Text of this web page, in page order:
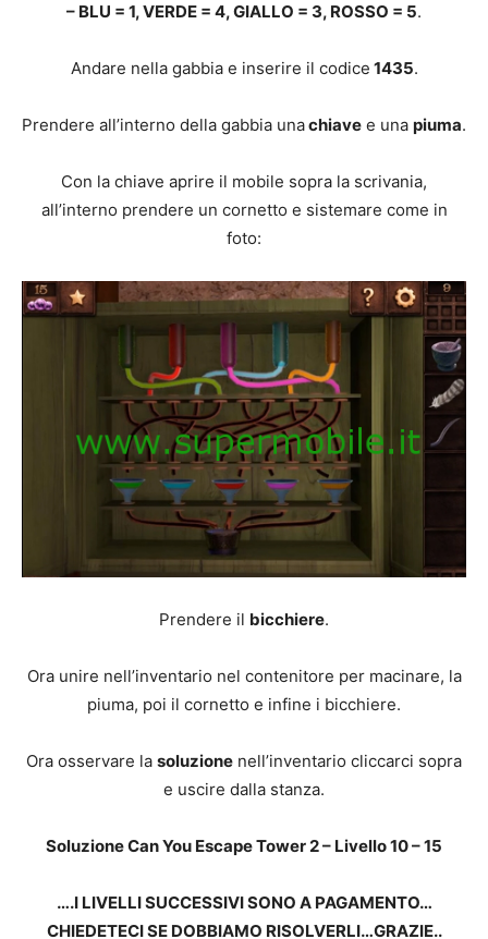
– BLU = 1, VERDE = 4, GIALLO = 3, ROSSO = 5.
Andare nella gabbia e inserire il codice 1435.
Prendere all’interno della gabbia unachiave e una piuma.
Con la chiave aprire il mobile sopra la scrivania,
all’interno prendere un cornetto e sistemare come in
foto:
Prendere il bicchiere.
Ora unire nell’inventario nel contenitore per macinare, la
piuma, poi il cornetto e infine i bicchiere.
Ora osservare la soluzione nell’inventario cliccarci sopra
e uscire dalla stanza.
Soluzione Can You Escape Tower 2 – Livello 10 – 15
….I LIVELLI SUCCESSIVI SONO A PAGAMENTO…
CHIEDETECI SE DOBBIAMO RISOLVERLI…GRAZIE..